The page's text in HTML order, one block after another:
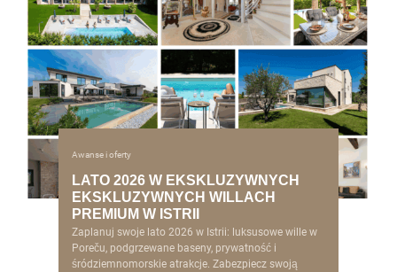
Awanse i oferty
LATO 2026 W EKSKLUZYWNYCH
EKSKLUZYWNYCH WILLACH
PREMIUM W ISTRII
Zaplanuj swoje lato 2026 w Istrii: luksusowe wille w
Poreču, podgrzewane baseny, prywatność i
śródziemnomorskie atrakcje. Zabezpiecz swoją